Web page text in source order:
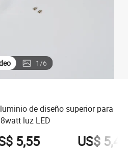
1/6
de diseño superior para
luz LED
5,55 US$ 5,45